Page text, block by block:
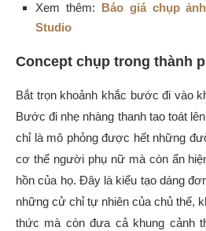
Xem thêm: Báo giá chụp
Studio
Concept chụp trong thành
Bắt trọn khoảnh khắc bước đi vào
Bước đi nhẹ nhàng thanh tao toát
chỉ là mô phỏng được hết những
cơ thể người phụ nữ mà còn ẩn
hồn của họ. Đây là kiểu tạo dáng
những cử chỉ tự nhiên của chủ thể,
thức mà còn đưa cả khung cảnh